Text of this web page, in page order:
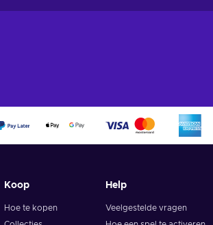
Koop
Hoe te kopen
Help
Veelgestelde vragen